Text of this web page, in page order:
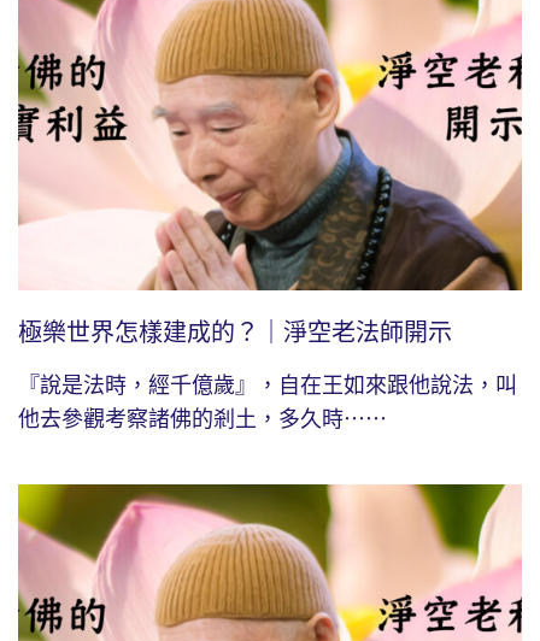
極樂世界怎樣建成的？｜淨空老法師開示
『說是法時，經千億歲』，自在王如來跟他說法，叫
他去參觀考察諸佛的剎土，多久時⋯⋯